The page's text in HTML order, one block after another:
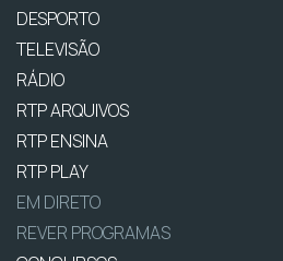
DESPORTO
TELEVISÃO
RÁDIO
RTP ARQUIVOS
RTP ENSINA
RTP PLAY
EM DIRETO
REVER PROGRAMAS